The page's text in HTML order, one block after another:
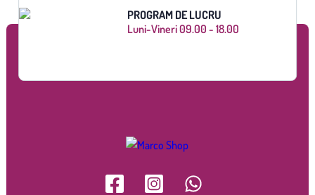
PROGRAM DE LUCRU
Luni-Vineri 09.00 - 18.00